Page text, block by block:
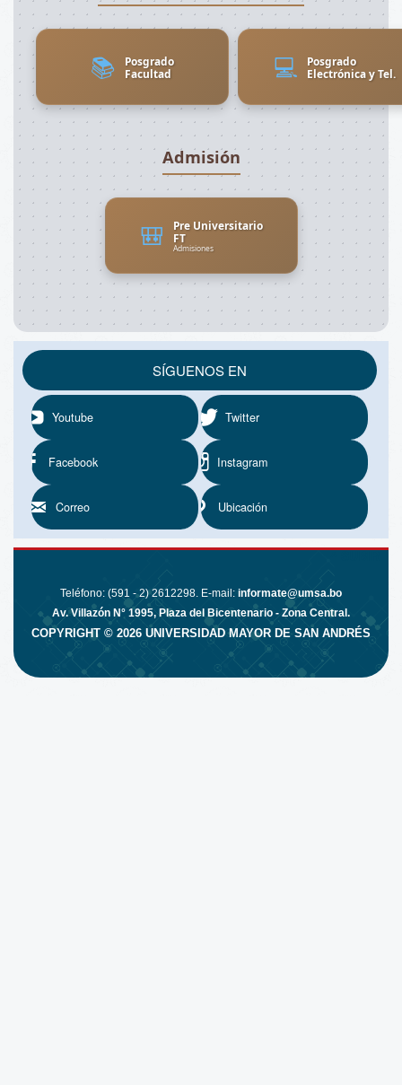
📚
Posgrado
Facultad
💻
Posgrado
Electrónica y Tel.
Admisión
🎒
Pre Universitario
FT
Admisiones
SÍGUENOS EN
Youtube Twitter
Facebook Instagram
Correo Ubicación
^ SUBIR
Teléfono: (591 - 2) 2612298. E-mail: informate@umsa.bo
Av. Villazón N° 1995, Plaza del Bicentenario - Zona Central.
COPYRIGHT © 2026 UNIVERSIDAD MAYOR DE SAN ANDRÉS